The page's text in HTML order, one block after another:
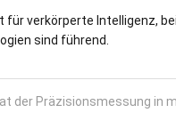
für verkörperte Intelligenz,
sind führend.
der Präzisionsmessung in